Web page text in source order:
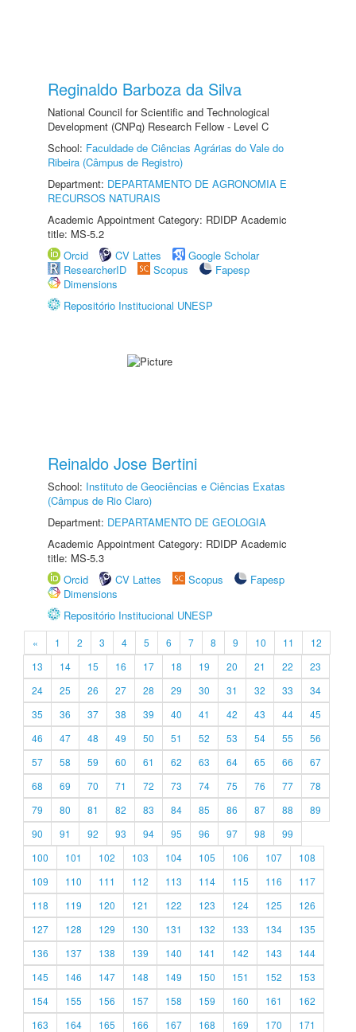
Reginaldo Barboza da Silva
National Council for Scientific and Technological
Development (CNPq) Research Fellow - Level C
School: Faculdade de Ciências Agrárias do Vale do
Ribeira (Câmpus de Registro)
Department: DEPARTAMENTO DE AGRONOMIA E
RECURSOS NATURAIS
Academic Appointment Category: RDIDP Academic
title: MS-5.2
Orcid
CV Lattes
Google Scholar
ResearcherID
Scopus
Fapesp
Dimensions
Repositório Institucional UNESP
Reinaldo Jose Bertini
School: Instituto de Geociências e Ciências Exatas
(Câmpus de Rio Claro)
Department: DEPARTAMENTO DE GEOLOGIA
Academic Appointment Category: RDIDP Academic
title: MS-5.3
Orcid
CV Lattes Scopus
Fapesp
Dimensions
Repositório Institucional UNESP
« 1 2 3 4 5 6 7 8 9 10 11
12
13
14 15 16 17 18 19 20 21 22
23
24
25 26 27 28 29 30 31 32 33
34
35
36 37 38 39 40 41 42 43 44
45
46
47 48 49 50 51 52 53 54 55
56
57
58 59 60 61 62 63 64 65 66
67
68
69 70 71 72 73 74 75 76 77
78
79
80 81 82 83 84 85 86 87 88
89
90
91 92 93 94 95 96 97 98
99
100
101 102 103 104 105 106 107
108
109
110 111 112 113 114 115 116
117
118
119 120 121 122 123 124 125
126
127
128 129 130 131 132 133 134
135
136
137 138 139 140 141 142 143
144
145
146 147 148 149 150 151 152
153
154
155 156 157 158 159 160 161
162
163
164 165 166 167 168 169 170
171